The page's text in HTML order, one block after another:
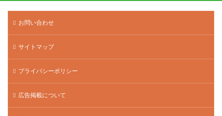
お問い合わせ
サイトマップ
プライバシーポリシー
広告掲載について